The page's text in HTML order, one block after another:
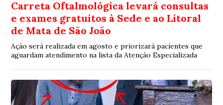
Carreta Oftalmológica levará consultas
e exames gratuitos à Sede e ao Litoral
de Mata de São João
Ação será realizada em agosto e priorizará pacientes que
aguardam atendimento na lista da Atenção Especializada